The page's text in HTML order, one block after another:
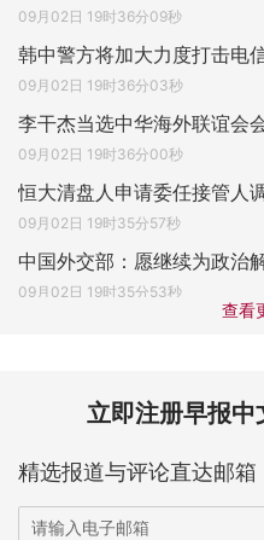
09月02日 19时36分09秒
韩中警方将加大力度打击电
09月02日 19时36分03秒
李干杰当选中华海外联谊会
09月02日 19时36分00秒
恒大清盘人申请委任接管人
09月02日 19时35分57秒
中国外交部：愿继续为政治
09月02日 19时35分53秒
查看
立即注册早报中
精选报道与评论直达邮箱